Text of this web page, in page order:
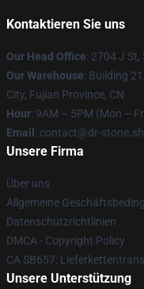
Kontaktieren Sie uns
Our Head Office: 2704 J St,
Our Warehouse: Building
City, Fujian Province, CN
Hour: 9AM – 5PM (Mon –
Email : contact@dr-
Unsere Firma
Über uns
Allgemeine
Datenschutzrichtlinien
DMCA - Copyright Policy
CA SB657:
Unsere Unterstützung